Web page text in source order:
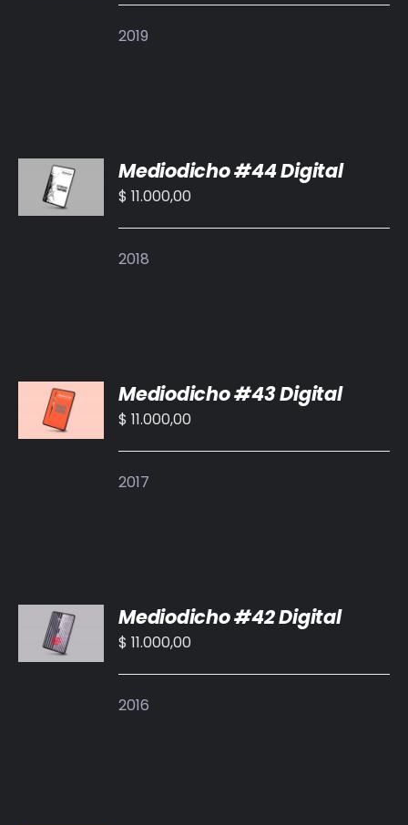
2019
AL
CARRITO
/
Mediodicho #44 Digital
$ 11.000,00
2018
AL
CARRITO
/
Mediodicho #43 Digital
$ 11.000,00
2017
AL
CARRITO
/
Mediodicho #42 Digital
$ 11.000,00
2016